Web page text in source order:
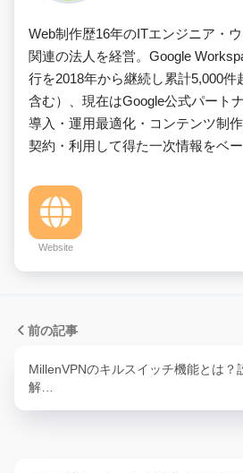
Web制作歴16年のITエンジニア・
関連の法人を経営。Google
行を2018年から継続し累計5,000件
含む）、現在はGoogle公式パート
導入・運用最適化・コンテンツ制
契約・利用して得た一次情報をベー
Website
前の記事
MillenVPNのキルスイッチ機能とは？
解…